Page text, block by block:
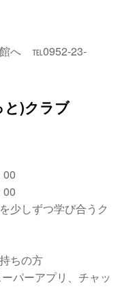
館へ ℡0952-23-
と)クラブ
00
00
少しずつ学び合うク
ちの方
パーアプリ、チャッ